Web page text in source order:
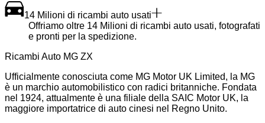
14 Milioni di ricambi auto usati
Offriamo oltre 14 Milioni di ricambi auto usati, fotografati
e pronti per la spedizione.
Ricambi Auto MG ZX
Ufficialmente conosciuta come MG Motor UK Limited, la MG
è un marchio automobilistico con radici britanniche. Fondata
nel 1924, attualmente è una filiale della SAIC Motor UK, la
maggiore importatrice di auto cinesi nel Regno Unito.